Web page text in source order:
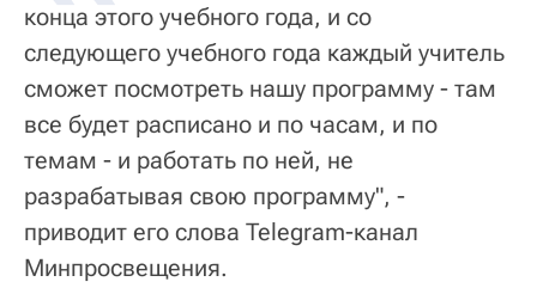
конца этого учебного года, и со
следующего учебного года каждый учитель
сможет посмотреть нашу программу - там
все будет расписано и по часам, и по
темам - и работать по ней, не
разрабатывая свою программу", -
приводит его слова Telegram-канал
Минпросвещения.